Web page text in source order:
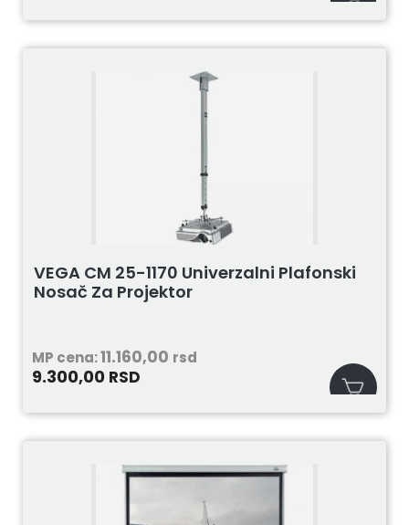
VEGA CM 25-1170 Univerzalni Plafonski
Nosač Za Projektor
MP cena:11.160,00 rsd
9.300,00 RSD